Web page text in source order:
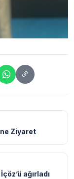
Ziyaret
ağırladı